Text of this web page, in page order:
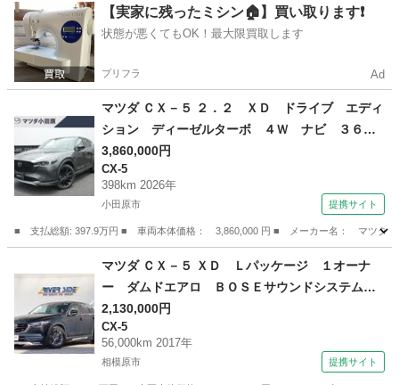
相模原市 相武台前駅 その他 フレア
【実家に残ったミシン🏠】買い取ります❗️
状態が悪くてもOK！最大限買取します
プリフラ Ad
マツダ ＣＸ－５ ２．２ ＸＤ ドライブ エディ
ション ディーゼルターボ ４Ｗ ナビ ３６０
度カメラ ＥＴＣ２．０ サンルーフ パーキン
グセンサー オートクルーズコントロール 地デ
ジ 電動リアゲート 電動シート 革シート 衝
突被害軽減システム シートヒーター ＥＴＣ
４ＷＤ 禁煙 （検11.3）
3,860,000円
CX-5
398km 2026年
小田原市 提携サイト
■ 支払総額: 397.9万円 ■ 車両本体価格： 3,860,000 円 ■ メーカー名： マツ
CX-5
マツダ ＣＸ－５ ＸＤ Ｌパッケージ １オーナ
ー ダムドエアロ ＢＯＳＥサウンドシステムナ
ビフルセグＤＶＤ再生バックカメラ 革パワーシ
ートヒーター 社外マフラー 純正１７インチア
ルミ スマートキー ＬＥＤライト フォグライ
2,130,000円
CX-5
56,000km 2017年
相模原市 提携サイト